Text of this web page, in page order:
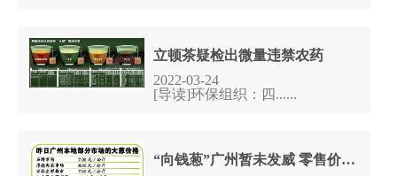
立顿茶疑检出微量违禁农药
2022-03-24
[导读]环保组织：四......
“向钱葱”广州暂未发威 零售价低于10元/公斤